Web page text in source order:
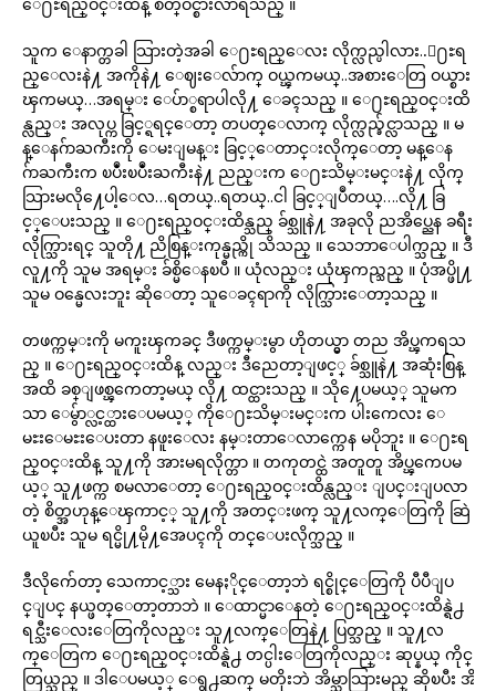
သူက ေနာက္တခါ သြားတဲ့အခါ ေ႐ႊရည္ေလး လိုက္လည္ပါလား..ေ႐ႊရ
ည္ေလးနဲ႔ အကိုနဲ႔ ေဈးေလ်ာက္ ဝယ္ၾကမယ္..အစားေတြ ဝယ္စား
ၾကမယ္…အရမ္း ေပ်ာ္စရာပါလို႔ ေခၚသည္ ။ ေ႐ႊရည္ဝင္းထိ
န္လည္း အလုပ္က ခြင့္ရရင္ေတာ့ တပတ္ေလာက္ လိုက္လည္ခ်င္လာသည္ ။ မ
န္ေနဂ်ာႀကီးကို ေမးျမန္း ခြင့္ေတာင္းလိုက္ေတာ့ မန္ေန
ဂ်ာႀကီးက ၿပဳံးၿပဳံးႀကီးနဲ႔ ညည္းက ေ႐ႊသိမ္းမင္းနဲ႔ လိုက္
သြားမလို႔ေပါ့ေလ…ရတယ္..ရတယ္..ငါ ခြင့္ျပဳတယ္….လို႔ ခြ
င့္ေပးသည္ ။ ေ႐ႊရည္ဝင္းထိန္သည္ ခ်စ္သူနဲ႔ အခုလို ညအိပ္ညေန ခရီး
လိုက္သြားရင္ သူတို႔ ညိစြန္းကုန္မည္ကို သိသည္ ။ သေဘာေပါက္သည္ ။ ဒီ
လူ႔ကို သူမ အရမ္း ခ်စ္မိေနၿပီ ။ ယုံလည္း ယုံၾကည္သည္ ။ ပုံအပ္ဖို႔
သူမ ဝန္မေလးဘူး ဆိုေတာ့ သူေခၚရာကို လိုက္သြားေတာ့သည္ ။
တဖက္ကမ္းကို မကူးၾကခင္ ဒီဖက္ကမ္းမွာ ဟိုတယ္မွာ တည အိပ္ၾကရသ
ည္ ။ ေ႐ႊရည္ဝင္းထိန္ လည္း ဒီညေတာ့ျဖင့္ ခ်စ္သူနဲ႔ အဆုံးစြန္
အထိ ခစ္ျဖစ္ၾကေတာ့မယ္ လို႔ ထင္ထားသည္ ။ သို႔ေပမယ့္ သူမက
သာ ေမွ်ာ္လင့္ထားေပမယ့္ ကိုေ႐ႊသိမ္းမင္းက ပါးကေလး ေ
မႊးေမႊးေပးတာ နဖူးေလး နမ္းတာေလာက္ကေန မပိုဘူး ။ ေ႐ႊရ
ည္ဝင္းထိန္ သူ႔ကို အားမရလိုက္တာ ။ တကုတင္ထဲ အတူတူ အိပ္ၾကေပမ
ယ့္ သူ႔ဖက္က စမလာေတာ့ ေ႐ႊရည္ဝင္းထိန္လည္း ျပင္းျပလာ
တဲ့ စိတ္အဟုန္ေၾကာင့္ သူ႔ကို အတင္းဖက္ သူ႔လက္ေတြကို ဆြဲ
ယူၿပီး သူမ ရင္မို႔မို႔အေပၚကို တင္ေပးလိုက္သည္ ။
ဒီလိုက်ေတာ့ သေကာင့္သား မေနႏိုင္ေတာ့ဘဲ ရင္စိုင္ေတြကို ပီပီျပ
င္ျပင္ နယ္ဖတ္ေတာ့တာဘဲ ။ ေထာင္မာေနတဲ့ ေ႐ႊရည္ဝင္းထိန္ရဲ႕
ရင္သီးေလးေတြကိုလည္း သူ႔လက္ေတြနဲ႔ ပြတ္သည္ ။ သူ႔လ
က္ေတြက ေ႐ႊရည္ဝင္းထိန္ရဲ႕ တင္ပါးေတြကိုလည္း ဆုပ္နယ္ ကိုင္
တြယ္သည္ ။ ဒါေပမယ့္ ေရွ႕ဆက္ မတိုးဘဲ အိမ္သာသြားမည္ ဆိုၿပီး အိ